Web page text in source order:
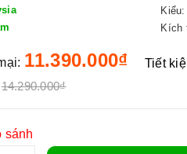
Kiểu:
Kích
11.390.000₫
14.290.000₫
Tiết
sánh